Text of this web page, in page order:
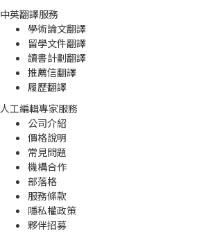
中英翻譯服務
學術論文翻譯
留學文件翻譯
讀書計劃翻譯
推薦信翻譯
履歷翻譯
人工編輯專家服務
公司介紹
價格說明
常見問題
機構合作
部落格
服務條款
隱私權政策
夥伴招募